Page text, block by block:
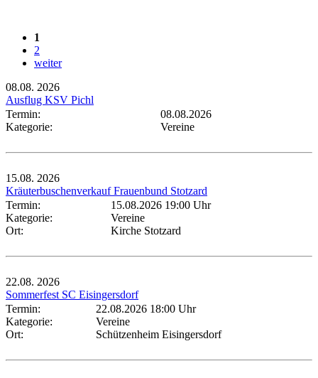
1
2
weiter
08.08. 2026
Ausflug KSV Pichl
Termin:
08.08.2026
Kategorie:
Vereine
15.08. 2026
Kräuterbuschenverkauf Frauenbund Stotzard
Termin:
15.08.2026 19:00 Uhr
Kategorie:
Vereine
Ort:
Kirche Stotzard
22.08. 2026
Sommerfest SC Eisingersdorf
Termin:
22.08.2026 18:00 Uhr
Kategorie:
Vereine
Ort:
Schützenheim Eisingersdorf